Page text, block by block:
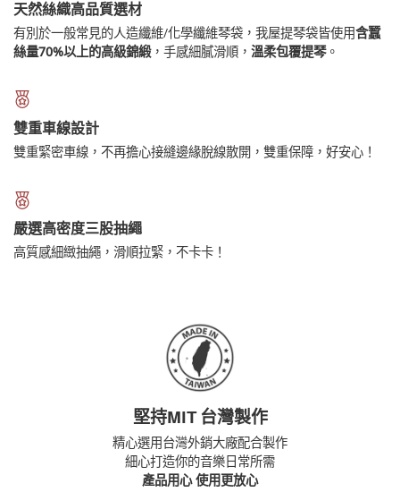
天然絲織高品質選材
有別於一般常見的人造纖維/化學纖維琴袋，我屋提琴袋皆使用含蠶
絲量70%以上的高級錦緞，手感細膩滑順， 溫柔包覆提琴。
雙重車線設計
雙重緊密車線，不再擔心接縫邊緣脫線散開，雙重保障，好安心！
嚴選高密度三股抽繩
高質感細緻抽繩，滑順拉緊，不卡卡！
堅持MIT 台灣製作
精心選用台灣外銷大廠配合製作
細心打造你的音樂日常所需
產品用心 使用更放心